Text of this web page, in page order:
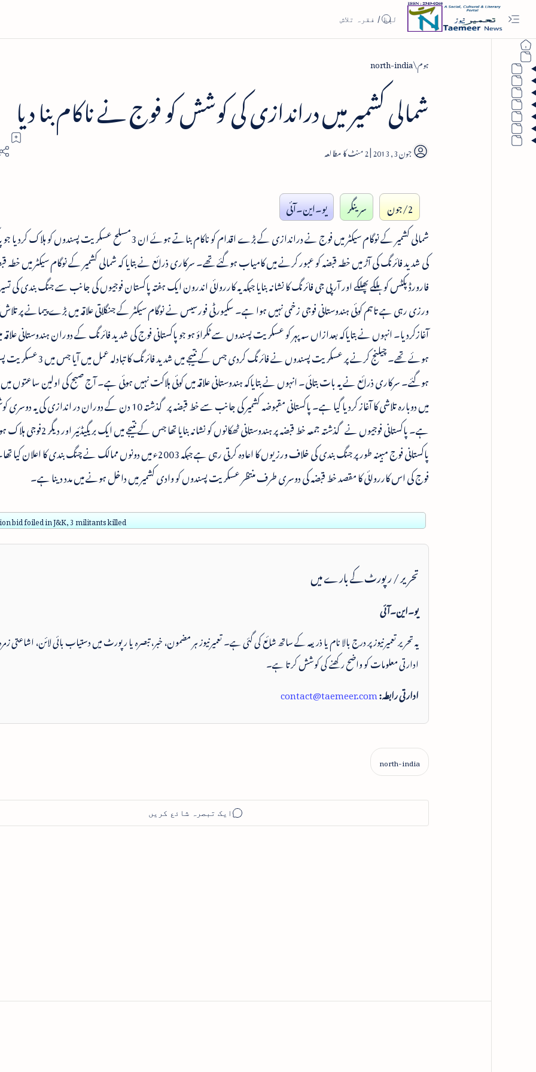
ہوم north-india
شمالی کشمیر میں دراندازی کی کوشش کو فوج نے ناکام بنا دیا
2
2/جون سرینگر
یو۔این۔آئی
شمالی کشمیر کے نوگام سیکٹر میں فوج نے دراندازی کے بڑے اقدام کو ناکام بناتے ہوئے ان 3مسلح عسکریت
کی شدید فائرنگ کی آڑ میں خطہ قبضہ کو عبور کرنے میں کامیاب ہوگئے تھے۔ سرکاری ذرائع نے بتایا کہ شمالی کشمیر کے نوگام سیکٹر میں
فارورڈ پکٹس کو ہلکے پھلکے اور آر پی جی فائرنگ کا نشانہ بنایا جبکہ یہ کارروائی اندرون ایک ہفتہ پاکستان فوجیوں کی جانب سے جنگ بندی
ورزی رہی ہے تاہم کوئی ہندوستانی فوجی زخمی نہیں ہوا ہے۔ سکیورٹی فورسیس نے نوگام سیکٹر کے جنگلاتی علاقہ میں بڑے پیمانے پر
آغازکردیا۔ انہوں نے بتایاکہ بعدازاں سہ پہر کو عسکریت پسندوں سے ٹکراؤ ہو جو پاکستانی فوج کی شدید فائرنگ کے دوران ہندوستانی
ہوئے تھے۔ چیلنج کرنے پر عسکریت پسندوں نے فائرنگ کردی جس کے
ہوگئے۔ سرکاری ذرائع نے یہ بات بتائی۔ انہوں نے بتایاکہ ہندوستانی علاقہ میں کوئی ہلاکت نہیں ہوئی ہے۔ آج صبح کی اولین ساعتوں میں
میں دوبارہ تلاشی کا آغاز کردیا گیا ہے۔ پاکستانی مقبوضہ کشمیر کی جانب سے خط قبضہ پر گذشتہ 10 دن کے دوران
ہے۔ پاکستانی فوجیوں نے گذشتہ جمعہ خط قبضہ پر ہندوستانی ٹھکانوں کو
پاکستانی فوج مبینہ طورپر جنگ بندی کی خلاف ورزیوں کا اعادہ کرتی رہی ہے جبکہ 2003ء میں دونوں ممالک نے چنگ بندی
فوج کی اس کارروائی کا مقصد خط قبضہ کی دوسری طرف منتظر عسکریت پسندوں کو وادی کشمیر میں داخل ہونے میں مدد دینا ہے۔
bid foiled in J&K, 3 militants killed
تحریر / رپورٹ کے بارے میں
یو۔این۔آئی
یہ تحریر تعمیرنیوز پر درج بالا نام یا ذریعہ کے ساتھ شائع کی گئی ہے۔ تعمیرنیوز ہر مضمون، خبر، تبصرہ یا رپورٹ میں دستیاب بائی لائن، اشاعتی
ادارتی معلومات کو واضح رکھنے کی کوشش کرتا ہے۔
ادارتی رابطہ:contact@taemeer.com